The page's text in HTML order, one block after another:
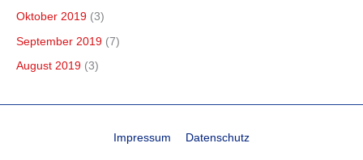
Oktober 2019 (3)
September 2019 (7)
August 2019 (3)
Impressum Datenschutz